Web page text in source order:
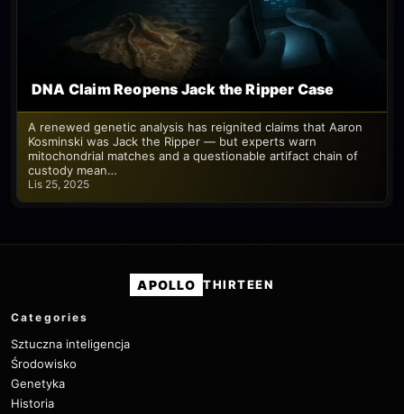
DNA Claim Reopens Jack the Ripper Case
A renewed genetic analysis has reignited claims that Aaron
Kosminski was Jack the Ripper — but experts warn
mitochondrial matches and a questionable artifact chain of
custody mean…
Lis 25, 2025
APOLLO THIRTEEN
Categories
Sztuczna inteligencja
Środowisko
Genetyka
Historia